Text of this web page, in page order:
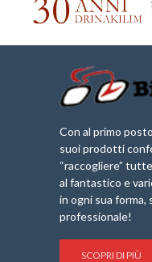
Con al primo
suoi prodotti
“raccogliere”
al fantastico e
in ogni sua forma,
professionale!
SCOPRI DI PIÙ